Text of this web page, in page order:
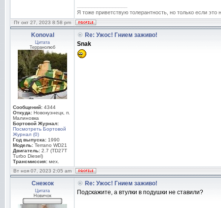
Я тоже приветствую толерантность, но только если
Пт окт 27, 2023 8:58 pm
Konoval
Цитата
Терранолюб
Сообщений: 4344
Откуда: Новокузнецк, п.
Малиновка
Бортовой Журнал:
Посмотреть Бортовой
Журнал (0)
Год выпуска: 1990
Модель: Terrano WD21
Двигатель: 2.7 (TD27T
Turbo Diesel)
Трансмиссия: мех.
Re: Ужос! Гнием заживо!
Snak
Вт ноя 07, 2023 2:05 am
Снежок
Цитата
Новичок
Re: Ужос! Гнием заживо!
Подскажите, а втулки в подушки не ставили?